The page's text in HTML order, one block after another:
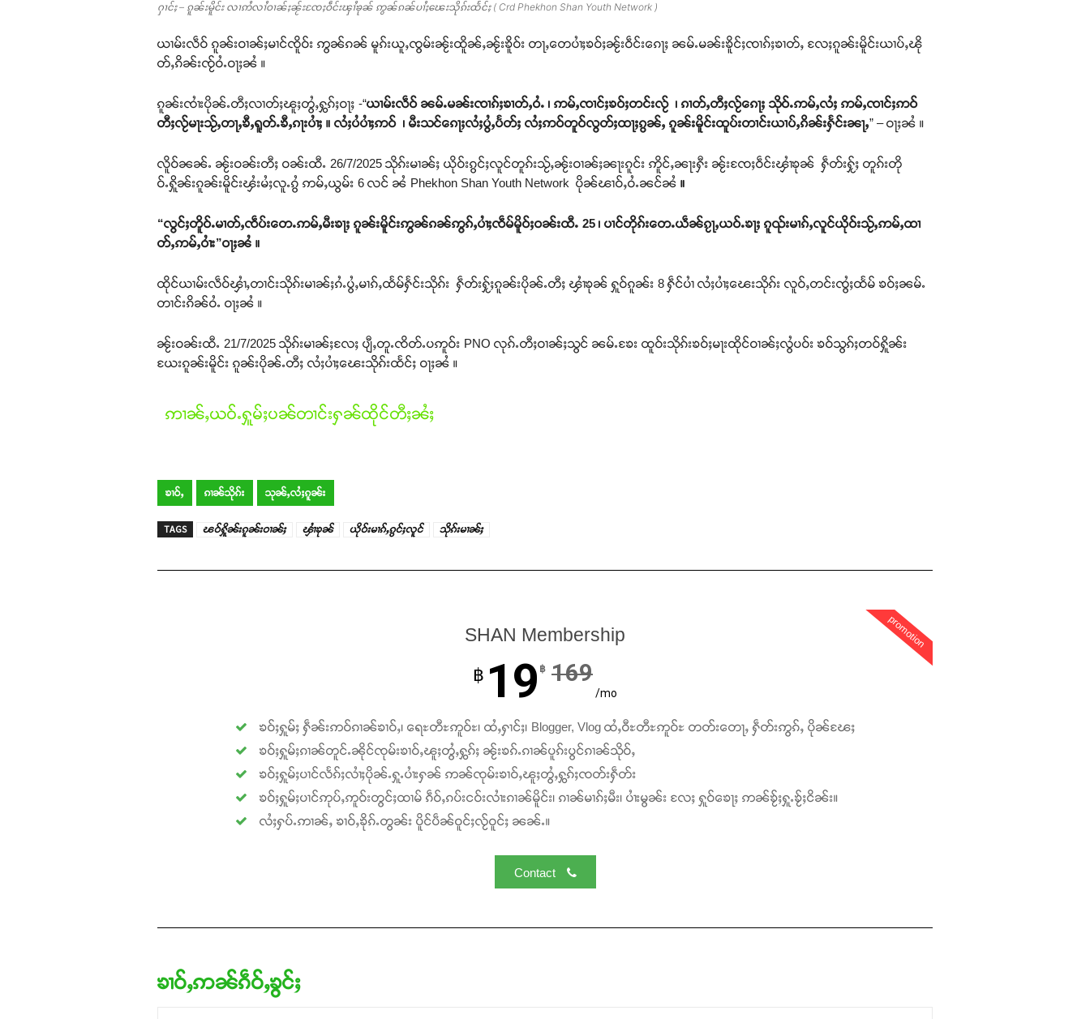
ႁၢင်ႈ – ၵူၼ်းမိူင်း လၢဢႆလၢႆဝၢၼ်ႈၼႂ်းၸႄႈဝဵင်းၾၢႆၶုၼ် ဢွၼ်ၵၼ်ပၢႆႈၽေးသိုၵ်းထႅင်ႈ ( Crd Phekhon Shan Youth Network )
ယၢမ်းလဵဝ် ၵူၼ်းဝၢၼ်ႈမၢင်ၸိူဝ်း ဢွၼ်ၵၼ် မူၵ်းယူႇၸွမ်းၼႂ်းထိူၼ်ႇၼႂ်းၶိူဝ်း တႃႇတေပၢႆႈၶဝ်ႈၼႂ်းဝဵင်းၵေႃႈ ၼမ်ႉမၼ်းၶိူင်ႈၸၢၵ်ႈၶၢတ်ႇ လႄႈၵူၼ်းမိူင်းယၢပ်ႇၽို
တ်ႇၵိၼ်းၸႂ်ဝႆႉဝႃႈၼႆ ။
ၵူၼ်းၸၢႆးပိုၼ်ႉတီႈလၢတ်ႈၽူႈတွႆႇႁွၵ်ႈဝႃႈ -“ယၢမ်းလဵဝ် ၼမ်ႉမၼ်းၸၢၵ်ႈၶၢတ်ႇဝႆႉ ၊ ဢမ်ႇၸၢင်ႈၶဝ်ႈတင်းလႂ် ၊ ၵၢတ်ႇတီႈလႂ်ၵေႃႈ သိုဝ်ႉဢမ်ႇလႆႈ ဢမ်ႇၸၢင်ႈဢဝ်
တီႈလႂ်မႃးသႂ်ႇတႃႇၶီႇရူတ်ႉၶီႇၵႃးပၢႆႈ ။ လႆႈပႆပၢႆႈဢဝ် ၊ မီးသင်ၵေႃႈလႆႈပွႆႇပႅတ်ႈ လႆႈဢဝ်တူဝ်လွတ်ႈထႃႈၵွၼ်ႇ ၵူၼ်းမိူင်းထူပ်းတၢင်းယၢပ်ႇၵိၼ်းႁႅင်းၼႃႇ” – ဝႃႈၼႆ ။
လိူဝ်ၼၼ်ႉ ၼႂ်းဝၼ်းတီႈ ဝၼ်းထီႉ 26/7/2025 သိုၵ်းမၢၼ်ႈ ယိုဝ်းၵွင်ႈလူင်တူၵ်းသႂ်ႇၼႂ်းဝၢၼ်ႈၼႃးၵူင်း ဢိူင်ႇၼႃးႁီး ၼႂ်းၸႄႈဝဵင်းၾၢႆၶုၼ် ႁဵတ်းႁႂ်ႈ တူၵ်းတို
ဝ်ႉႁိူၼ်းၵူၼ်းမိူင်းၾႆးမႆႈလူႉၵွႆ ဢမ်ႇယွမ်း 6 လင် ၼႆ Phekhon Shan Youth Network ပိုၼ်ၽၢဝ်ႇဝႆႉၼင်ၼႆ ။
“လွင်ႈတိူဝ်ႉမၢတ်ႇၸဵပ်းတေႉဢမ်ႇမီးၶႃႈ ၵူၼ်းမိူင်းဢွၼ်ၵၼ်ဢွၵ်ႇပၢႆႈၸဵမ်မိူဝ်ႈဝၼ်းထီႉ 25 ၊ ပၢင်တိုၵ်းတေႉယဵၼ်ၵႂႃႇယဝ်ႉၶႃႈ ၵူၺ်းမၢၵ်ႇလူင်ယိုဝ်းသႂ်ႇဢမ်ႇထၢ
တ်ႇဢမ်ႇဝၢႆး”ဝႃႈၼႆ ။
ထိုင်ယၢမ်းလဵဝ်ၾၢႆႇတၢင်းသိုၵ်းမၢၼ်ႈၵႆႉပွႆႇမၢၵ်ႇထႅမ်ႁႅင်းသိုၵ်း ႁဵတ်းႁႂ်ႈၵူၼ်းပိုၼ်ႉတီႈ ၾၢႆၶုၼ် ႁူဝ်ၵူၼ်း 8 ႁဵင်ပၢႆ လႆႈပၢႆႈၽေးသိုၵ်း လူဝ်ႇတင်းၸွႆႈထႅမ် ၶဝ်ႈၼမ်ႉ
တၢင်းၵိၼ်ဝႆႉ ဝႃႈၼႆ ။
ၼႂ်းဝၼ်းထီႉ 21/7/2025 သိုၵ်းမၢၼ်ႈလႄႈ ပျီႇတူႉၸိတ်ႉပဢူဝ်း PNO လုၵ်ႉတီႈဝၢၼ်ႈသွင် ၼမ်ႉၶႄး ထူဝ်းသိုၵ်းၶဝ်ႈမႃးထိုင်ဝၢၼ်ႈလွႆပဝ်း ၶဝ်သွၵ်ႈတဝ်ႁိူၼ်း
ယႄးၵူၼ်းမိူင်း ၵူၼ်းပိုၼ်ႉတီႈ လႆႈပၢႆႈၽေးသိုၵ်းထႅင်ႈ ဝႃႈၼႆ ။
ဢၢၼ်ႇယဝ်ႉႁူမ်ႈပၼ်တၢင်းႁၼ်ထိုင်တီႈၼႆႈ
ၶၢဝ်ႇ ၵၢၼ်သိုၵ်း သုၼ်ႇလႆႈၵူၼ်း
TAGS ၽဝ်ႁိူၼ်းၵူၼ်းဝၢၼ်ႈ ၾၢႆၶုၼ် ယိုဝ်းမၢၵ်ႇၵွင်ႈလူင် သိုၵ်းမၢၼ်ႈ
promotion
SHAN Membership
฿ 19 ฿ 169
/mo
ၶဝ်ႈႁူမ်ႈ ႁဵၼ်းဢဝ်ၵၢၼ်ၶၢဝ်ႇ၊ ရေႊတီႊဢူဝ်ႊ၊ ထႆႇႁၢင်ႈ၊ Blogger, Vlog ထႆႇဝီႊတီႊဢူဝ်ႊ တတ်းတေႃႇ ႁဵတ်းဢွၵ်ႇ ပိုၼ်ၽႄႈ
ၶဝ်ႈႁူမ်ႈၵၢၼ်တူင်ႉၼိုင်ၸုမ်းၶၢဝ်ႇၽူႈတွႆႇႁွၵ်ႈ ၼႂ်းၶၵ်ႉၵၢၼ်ပူၵ်းပွင်ၵၢၼ်သိုဝ်ႇ
ၶဝ်ႈႁူမ်ႈပၢင်လႅၵ်ႈလၢႆႈပိုၼ်ႉႁူႉပၢႆးႁၼ် ဢၼ်ၸုမ်းၶၢဝ်ႇၽူႈတွႆႇႁွၵ်ႈၸတ်းႁဵတ်း
ၶဝ်ႈႁူမ်ႈပၢင်ဢုပ်ႇဢူဝ်းတွင်ႈထၢမ် ၵဵဝ်ႇၵပ်းငဝ်းလၢႆးၵၢၼ်မိူင်း၊ ၵၢၼ်မၢၵ်ႈမီး၊ ပၢႆးမွၼ်း လႄႈ ႁူဝ်ၶေႃႈ ဢၼ်ၶႂ်ႈႁူႉၶႂ်ႈငိၼ်း။
လႆႈႁပ်ႉဢၢၼ်ႇ ၶၢဝ်ႇၶိုၵ်ႉတွၼ်း ပိူင်ပဵၼ်ဝူင်ႈလႂ်ဝူင်ႈ ၼၼ်ႉ။
Contact
ၶၢဝ်ႇဢၼ်ၵဵဝ်ႇၶွင်ႈ